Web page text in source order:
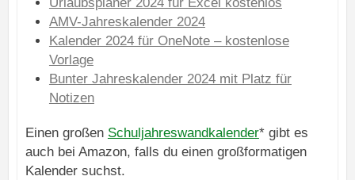
AMV-Jahreskalender 2024
Kalender 2024 für OneNote – kostenlose
Vorlage
Bunter Jahreskalender 2024 mit Platz für
Notizen
Einen großen Schuljahreswandkalender* gibt es
auch bei Amazon, falls du einen großformatigen
Kalender suchst.